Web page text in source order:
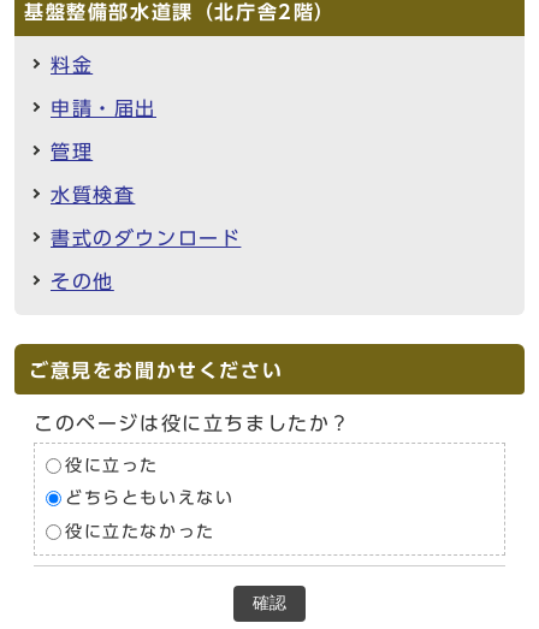
基盤整備部水道課（北庁舎2階）
料金
申請・届出
管理
水質検査
書式のダウンロード
その他
ご意見をお聞かせください
このページは役に立ちましたか？
役に立った
どちらともいえない
役に立たなかった
確認